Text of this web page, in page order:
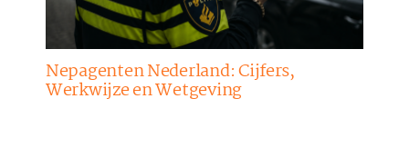
Nepagenten Nederland: Cijfers,
Werkwijze en Wetgeving